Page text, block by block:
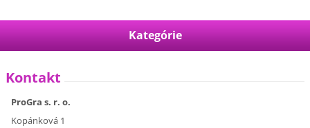
Kategórie
Kontakt
ProGra s. r. o.
Kopánková 1